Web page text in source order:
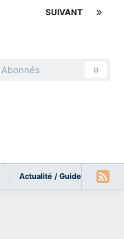
SUIVANT
Abonnés 0
Actualité / Guides /